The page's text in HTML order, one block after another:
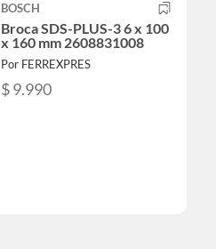
BOSCH
Broca SDS-PLUS-3 6 x 100
x 160 mm 2608831008
Por FERREXPRES
$ 9.990